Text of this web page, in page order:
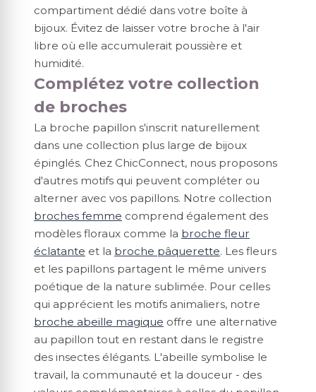
compartiment dédié dans votre boîte à
bijoux. Évitez de laisser votre broche à l'air
libre où elle accumulerait poussière et
humidité.
Complétez votre collection
de broches
La broche papillon s'inscrit naturellement
dans une collection plus large de bijoux
épinglés. Chez ChicConnect, nous proposons
d'autres motifs qui peuvent compléter ou
alterner avec vos papillons. Notre collection
broches femme comprend également des
modèles floraux comme la broche fleur
éclatante et la broche pâquerette. Les fleurs
et les papillons partagent le même univers
poétique de la nature sublimée. Pour celles
qui apprécient les motifs animaliers, notre
broche abeille magique offre une alternative
au papillon tout en restant dans le registre
des insectes élégants. L'abeille symbolise le
travail, la communauté et la douceur - des